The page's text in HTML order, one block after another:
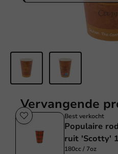
Vervangende
Best verkocht
Populaire
ruit 'Scotty'
180cc / 7oz